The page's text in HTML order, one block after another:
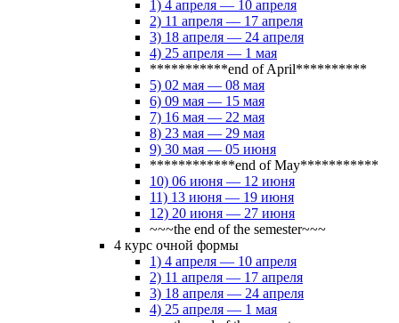
1) 4 апреля — 10 апреля
2) 11 апреля — 17 апреля
3) 18 апреля — 24 апреля
4) 25 апреля — 1 мая
***********end of April**********
5) 02 мая — 08 мая
6) 09 мая — 15 мая
7) 16 мая — 22 мая
8) 23 мая — 29 мая
9) 30 мая — 05 июня
************end of May***********
10) 06 июня — 12 июня
11) 13 июня — 19 июня
12) 20 июня — 27 июня
~~~the end of the semester~~~
4 курс очной формы
1) 4 апреля — 10 апреля
2) 11 апреля — 17 апреля
3) 18 апреля — 24 апреля
4) 25 апреля — 1 мая